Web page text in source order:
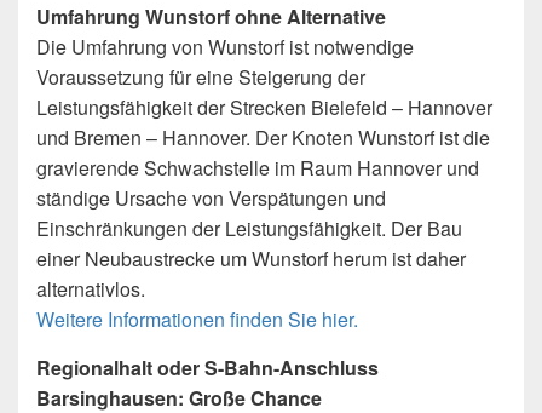
Umfahrung Wunstorf ohne Alternative
Die Umfahrung von Wunstorf ist notwendige
Voraussetzung für eine Steigerung der
Leistungsfähigkeit der Strecken Bielefeld – Hannover
und Bremen – Hannover. Der Knoten Wunstorf ist die
gravierende Schwachstelle im Raum Hannover und
ständige Ursache von Verspätungen und
Einschränkungen der Leistungsfähigkeit. Der Bau
einer Neubaustrecke um Wunstorf herum ist daher
alternativlos.
Weitere Informationen finden Sie hier.
Regionalhalt oder S-Bahn-Anschluss
Barsinghausen: Große Chance